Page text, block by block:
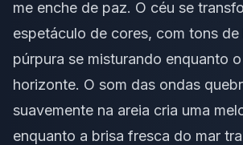
me enche de paz. O céu se
espetáculo de cores, com tons de
púrpura se misturando enquanto
horizonte. O som das ondas
suavemente na areia cria uma
enquanto a brisa fresca do mar